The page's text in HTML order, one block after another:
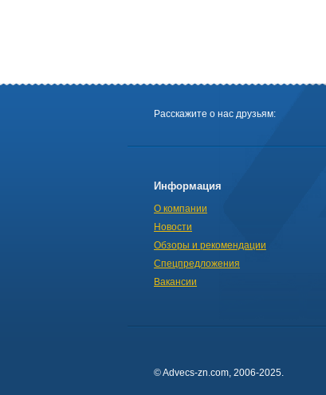
Расскажите о нас друзьям:
Информация
О компании
Новости
Обзоры и рекомендации
Спецпредложения
Вакансии
© Advecs-zn.com, 2006-2025.